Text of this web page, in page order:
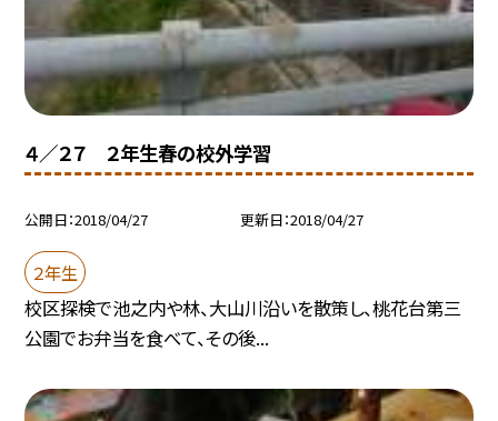
４／２７ ２年生春の校外学習
公開日 2018/04/27 更新日 2018/04/27
２年生
校区探検で池之内や林、大山川沿いを散策し、桃花台第三
公園でお弁当を食べて、その後...